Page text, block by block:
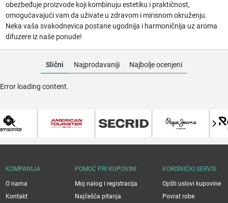
obezbeđuje proizvode koji kombinuju estetiku i praktičnost,
omogućavajući vam da uživate u zdravom i mirisnom okruženju.
Neka vaša svakodnevica postane ugodnija i harmoničnija uz aroma
difuzere iz naše ponude!
Slični Najprodavaniji Najbolje ocenjeni
Error loading content.
KOMPANIJA
O nama
Kontakt
POMOĆ PRI KUPOVINI
Moj nalog i registracija
Najčešća pitanja
KORISNIČKI SERVIS
Opšti uslovi kupovine
Povrat robe